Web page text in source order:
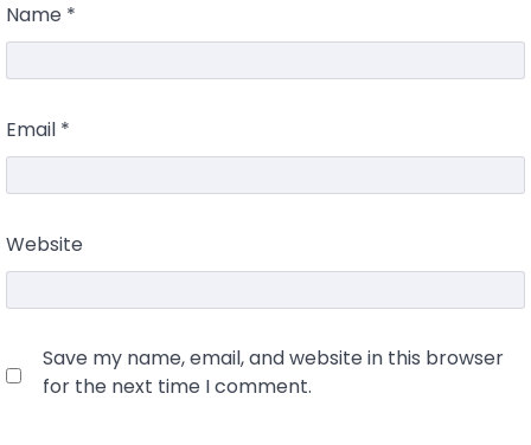
Name *
Email *
Website
Save my name, email, and website in this browser
for the next time I comment.